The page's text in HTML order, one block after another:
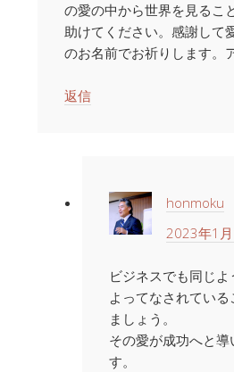
の愛の中から世界を見るこ
助けてください。感謝して
のお名前でお祈りします。
返信
honmoku
2023年1
ビジネスでも同じ
よってなされてい
ましょう。
その愛が成功へと導
す。